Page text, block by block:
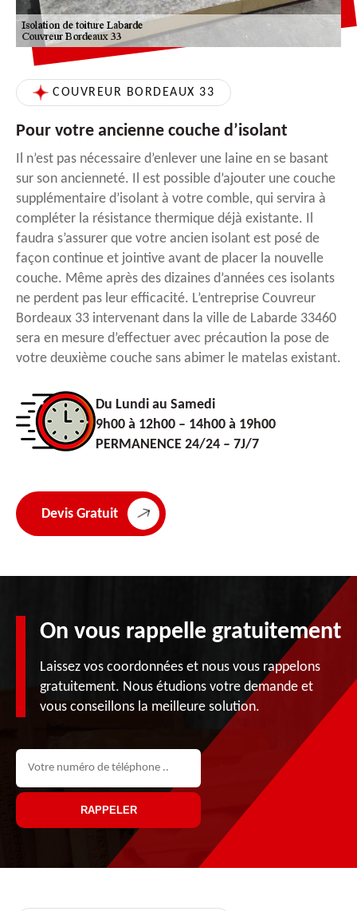
COUVREUR BORDEAUX 33
Pour votre ancienne couche d’isolant
Il n’est pas nécessaire d’enlever une laine en se basant
sur son ancienneté. Il est possible d’ajouter une couche
supplémentaire d’isolant à votre comble, qui servira à
compléter la résistance thermique déjà existante. Il
faudra s’assurer que votre ancien isolant est posé de
façon continue et jointive avant de placer la nouvelle
couche. Même après des dizaines d’années ces isolants
ne perdent pas leur efficacité. L’entreprise Couvreur
Bordeaux 33 intervenant dans la ville de Labarde 33460
sera en mesure d’effectuer avec précaution la pose de
votre deuxième couche sans abimer le matelas existant.
Du Lundi au Samedi
9h00 à 12h00 – 14h00 à 19h00
PERMANENCE 24/24 – 7J/7
Devis Gratuit
On vous rappelle gratuitement
Laissez vos coordonnées et nous vous rappelons
gratuitement. Nous étudions votre demande et
vous conseillons la meilleure solution.